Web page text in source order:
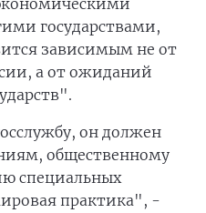
государствами,
зависимым не от
а от ожиданий
он должен
общественному
специальных
практика", -